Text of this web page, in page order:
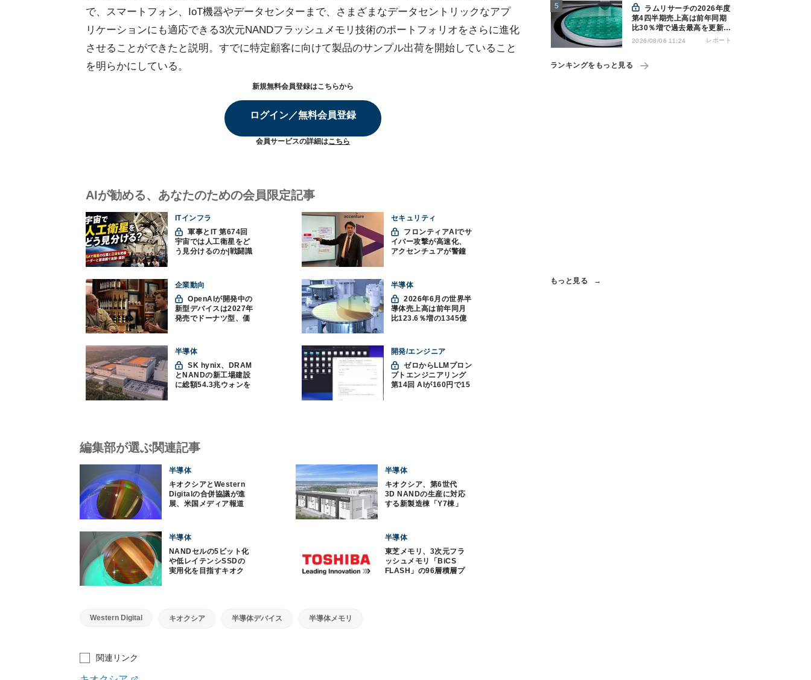
で、スマートフォン、IoT機器やデータセンターまで、さまざまなデータセントリックなアプ
リケーションにも適応できる3次元NANDフラッシュメモリ技術のポートフォリオをさらに進化
させることができたと説明。すでに特定顧客に向けて製品のサンプル出荷を開始していること
を明らかにしている。
新規無料会員登録はこちらから
ログイン／無料会員登録
会員サービスの詳細はこちら
AIが勧める、あなたのための会員限定記事
ITインフラ
軍事とIT 第674回
宇宙では人工衛星をど
う見分けるのか|戦闘識
セキュリティ
イバー攻撃が高速化、
アクセンチュアが警鐘
企業動向
OpenAIが開発中の
新型デバイスは2027年
発売でドーナツ型、価
半導体
2026年6月の世界半
導体売上高は前年同月
比123.6％増の1345億
半導体
SK hynix、DRAM
とNANDの新工場建設
に総額54.3兆ウォンを
開発/エンジニア
ゼロからLLMプロン
プトエンジニアリング
第14回 AIが160円で15
第4四半期売上高は前年同期
比30％増で過去最高を更新、
NAND関連が好調
2026/08/06 11:24 レポート
ランキングをもっと見る
もっと見る
編集部が選ぶ関連記事
半導体
キオクシアとWestern
Digitalの合併協議が進
展、米国メディア報道
半導体
キオクシア、第6世代
3D NANDの生産に対応
する新製造棟「Y7棟」
半導体
NANDセルの5ビット化
や低レイテンシSSDの
実用化を目指すキオク
半導体
東芝メモリ、3次元フラ
ッシュメモリ「BiCS
FLASH」の96層積層プ
Western Digital キオクシア 半導体デバイス 半導体メモリ
関連リンク